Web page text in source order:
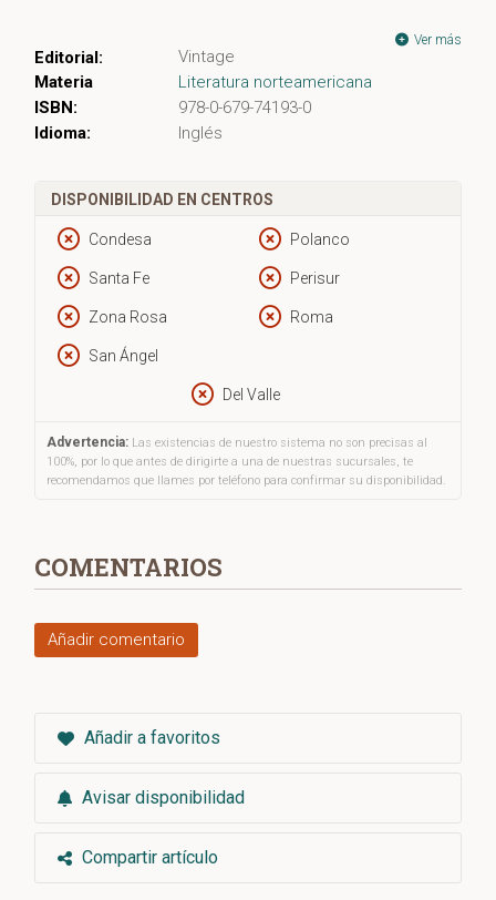
stories Faulkner composes a symphony of deliverance and
damnation, survival and self-sacrifice, a novel in which
elemental danger is juxtaposed with fatal injuries of the spirit.
'The wild Palms' is grandly inventive, heart-stopping in its
prose, and suffused on every page with the physical presence
Ver más
Editorial:
Vintage
Materia
Literatura norteamericana
ISBN:
978-0-679-74193-0
Idioma:
Inglés
DISPONIBILIDAD EN CENTROS
Condesa Polanco
Santa Fe Perisur
Zona Rosa Roma
San Ángel
Del Valle
Advertencia: Las existencias de nuestro sistema no son precisas al
100%, por lo que antes de dirigirte a una de nuestras sucursales, te
recomendamos que llames por teléfono para confirmar su disponibilidad.
COMENTARIOS
Añadir comentario
Añadir a favoritos
Avisar disponibilidad
Compartir artículo